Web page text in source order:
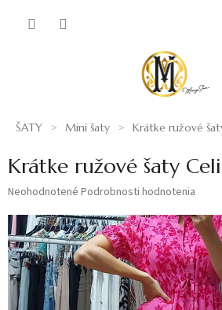
ŠATY Mini šaty Krátke ružové
Krátke ružové šaty
Priemerné
produktu
je
0,0
z
5
hviezdičiek.
Neohodnotené Podrobnosti hodnotenia